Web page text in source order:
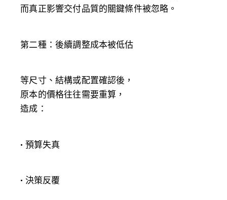
而真正影響交付品質的關鍵條件被忽略。
第二種：後續調整成本被低估
等尺寸、結構或配置確認後，
原本的價格往往需要重算，
造成：
• 預算失真
• 決策反覆